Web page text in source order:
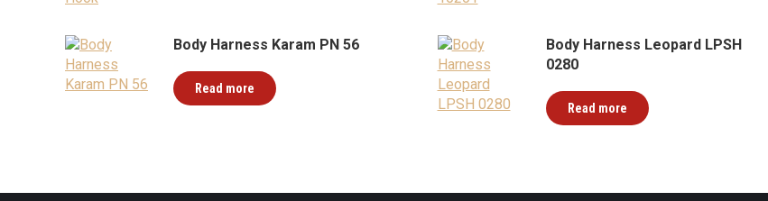
Body Harness Karam PN 56
Read more
Body Harness Leopard LPSH
0280
Read more